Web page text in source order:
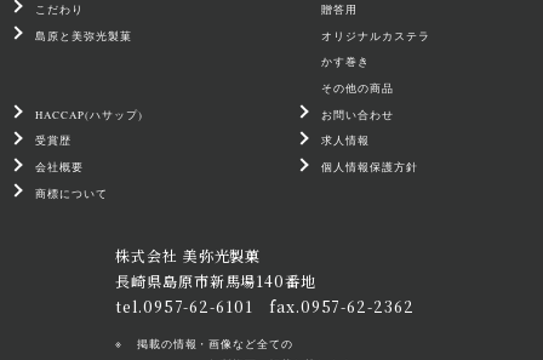
こだわり
島原と美弥光製菓
贈答用
オリジナルカステラ
かす巻き
その他の商品
HACCAP(ハサップ)
受賞歴
会社概要
商標について
お問い合わせ
求人情報
個人情報保護方針
株式会社 美弥光製菓
長崎県島原市新馬場140番地
tel.0957-62-6101 fax.0957-62-2362
掲載の情報・画像など全ての